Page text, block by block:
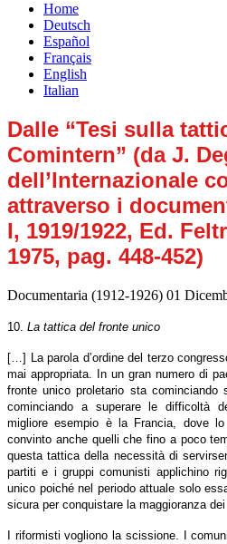
Home
Deutsch
Español
Français
English
Italian
Dalle “Tesi sulla
Comintern” (da J.
dell’Internazionale
attraverso i
I, 1919/1922, Ed.
1975, pag. 448-452)
Documentaria (1912-1926) 01
10. La tattica del fronte unico
[…] La parola d’ordine del terzo
mai appropriata. In un gran numero di
fronte unico proletario sta
cominciando a superare le difficoltà
migliore esempio è la Francia, dove
convinto anche quelli che fino a poco
questa tattica della necessità di
partiti e i gruppi comunisti applichino
unico poiché nel periodo attuale solo
sicura per conquistare la maggioranza
I riformisti vogliono la scissione. I